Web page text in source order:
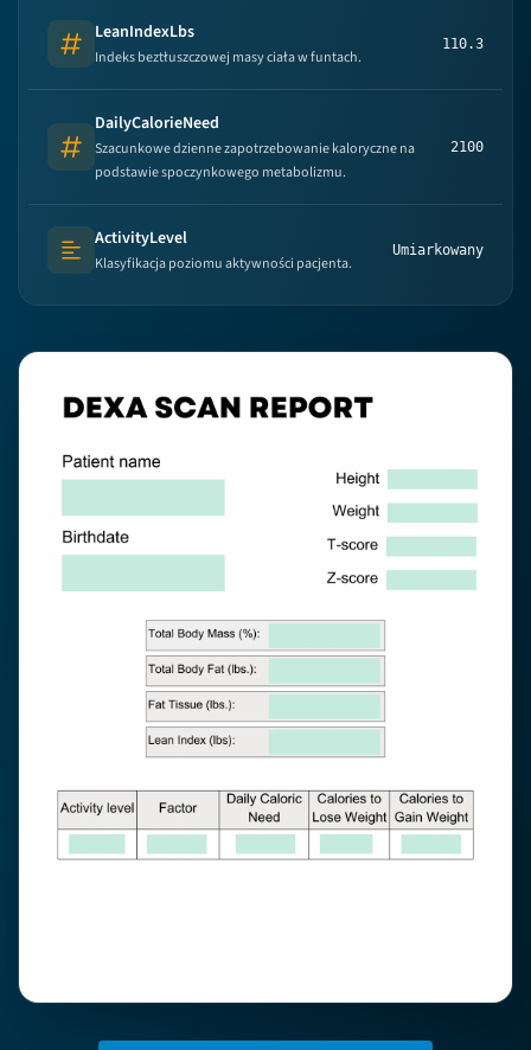
Number
LeanIndexLbs
Indeks beztłuszczowej masy ciała w funtach.
110.3
Number
DailyCalorieNeed
Szacunkowe dzienne zapotrzebowanie kaloryczne na
podstawie spoczynkowego metabolizmu.
2100
Text (multi-lines)
ActivityLevel
Klasyfikacja poziomu aktywności pacjenta.
Umiarkowany